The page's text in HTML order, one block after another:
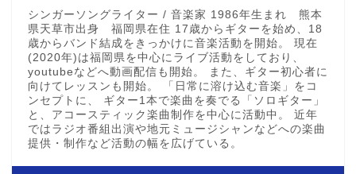
シンガーソングライター / 音楽家 1986年生まれ 熊本
県天草市出身 福岡県在住 17歳からギターを始め、18
歳からバンド結成をきっかけに音楽活動を開始。 現在
(2020年)は福岡県を中心にライブ活動をしており、
youtubeなどへ動画配信も開始。 また、ギター初心者に
向けてレッスンも開始。 「日常に溶け込む音楽」をコ
ンセプトに、 ギター1本で楽曲を奏でる「ソロギター」
と、アコースティック楽曲制作を中心に活動中。 近年
ではラジオ番組出演や地元ミュージシャンなどへの楽曲
提供・制作など活動の幅を広げている。